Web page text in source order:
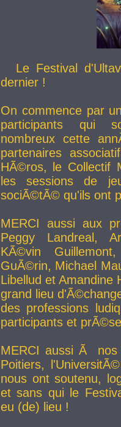
Le Festival
dernier !
On commence par
participants qui
nombreux cette
partenaires
HÃ©ros, le Collectif
les sessions de
sociÃ©tÃ© qu'ils ont
MERCI aussi aux
Peggy Landreal,
KÃ©vin
GuÃ©rin, Michael
Libellud et Amandine
grand lieu
des professions
participants et
MERCI aussi Ã nos
Poitiers,
nous ont soutenu,
et sans qui le
eu (de) lieu !